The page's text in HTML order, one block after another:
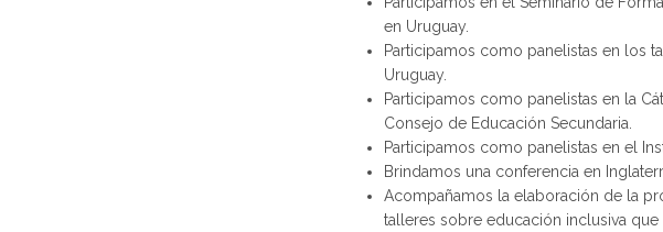
en Uruguay.
Participamos como panelistas en los
Uruguay.
Participamos como panelistas en la
Consejo de Educación Secundaria.
Participamos como panelistas en el
Brindamos una conferencia en
Acompañamos la elaboración de la
talleres sobre educación inclusiva